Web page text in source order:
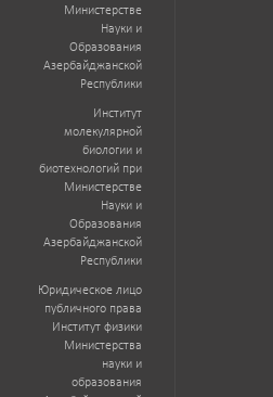
Министерстве
Науки и
Образования
Азербайджанской
Республики
Институт
молекулярной
биологии и
биотехнологий при
Министерстве
Науки и
Образования
Азербайджанской
Республики
Юридическое лицо
публичного права
Институт физики
Министерства
науки и
образования